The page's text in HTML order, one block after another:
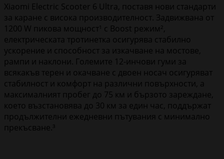
Xiaomi Electric Scooter 6 Ultra, поставя нови стандарти
за каране с висока производителност. Задвижвана от
1200 W пикова мощност¹ с Boost режим²,
електрическата тротинетка осигурява стабилно
ускорение и способност за изкачване на мостове,
рампи и наклони. Големите 12-инчови гуми за
всякакъв терен и окачване с двоен носач осигуряват
стабилност и комфорт на различни повърхности, а
максималният пробег до 75 км и бързото зареждане,
което възстановява до 30 км за един час, поддържат
продължителни ежедневни пътувания с минимално
прекъсване.³